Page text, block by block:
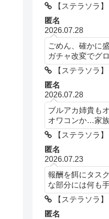
【ステラソラ
匿名
2026.07.28
ごめん、確かに
ガチャ改変でグ
【ステラソラ
匿名
2026.07.28
ブルアカ姉貴も
オワコンか…家
【ステラソラ
匿名
2026.07.23
報酬を餌にタス
な部分には何も
【ステラソラ
匿名